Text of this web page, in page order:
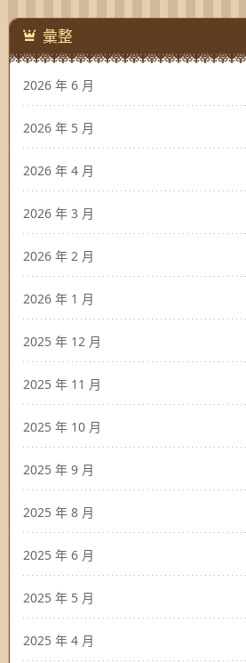
彙整
2026 年 6 月
2026 年 5 月
2026 年 4 月
2026 年 3 月
2026 年 2 月
2026 年 1 月
2025 年 12 月
2025 年 11 月
2025 年 10 月
2025 年 9 月
2025 年 8 月
2025 年 6 月
2025 年 5 月
2025 年 4 月